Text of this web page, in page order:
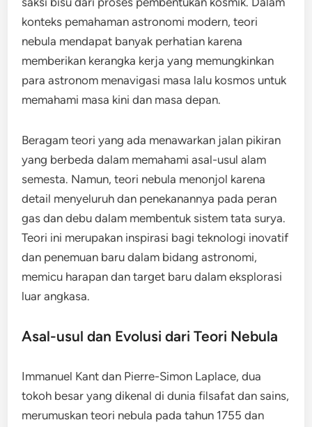
konteks pemahaman astronomi modern, teori
nebula mendapat banyak perhatian karena
memberikan kerangka kerja yang memungkinkan
para astronom menavigasi masa lalu kosmos untuk
memahami masa kini dan masa depan.
Beragam teori yang ada menawarkan jalan pikiran
yang berbeda dalam memahami asal-usul alam
semesta. Namun, teori nebula menonjol karena
detail menyeluruh dan penekanannya pada peran
gas dan debu dalam membentuk sistem tata surya.
Teori ini merupakan inspirasi bagi teknologi inovatif
dan penemuan baru dalam bidang astronomi,
memicu harapan dan target baru dalam eksplorasi
luar angkasa.
Asal-usul dan Evolusi dari Teori Nebula
Immanuel Kant dan Pierre-Simon Laplace, dua
tokoh besar yang dikenal di dunia filsafat dan sains,
merumuskan teori nebula pada tahun 1755 dan